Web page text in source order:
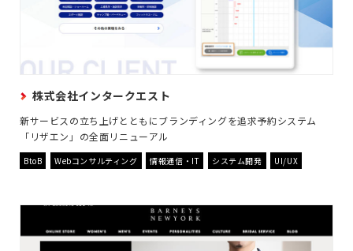
株式会社インタークエスト
新サービスの立ち上げとともにブランディングを追求予約システム
「リザエン」の全面リニューアル
BtoB Webコンサルティング 情報通信・IT システム開発 UI/UX